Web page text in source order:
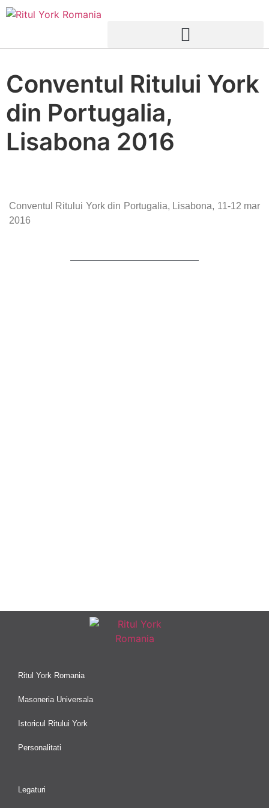
Conventul Ritului York
din Portugalia,
Lisabona 2016
Conventul Ritului York din Portugalia, Lisabona, 11-12 mar
2016
Ritul York Romania
Masoneria Universala
Istoricul Ritului York
Personalitati
Legaturi